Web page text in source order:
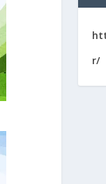
r/